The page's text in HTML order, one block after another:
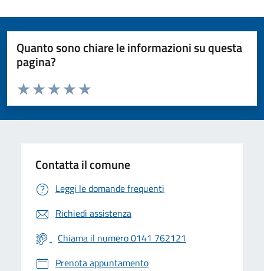
Quanto sono chiare le informazioni su questa
pagina?
Valuta da 1 a 5 stelle la pagina
Valuta 5 stelle su 5
Valuta 4 stelle su 5
Valuta 3 stelle su 5
Valuta 2 stelle su 5
Valuta 1 stelle su 5
Contatta il comune
Leggi le domande frequenti
Richiedi assistenza
Chiama il numero 0141 762121
Prenota appuntamento